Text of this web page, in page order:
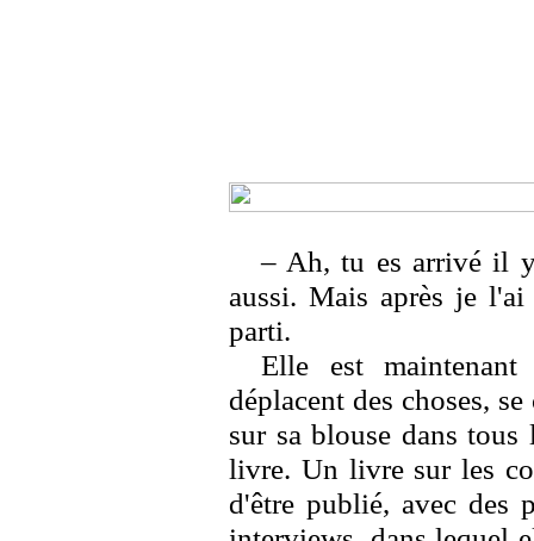
– Ah, tu es arrivé il
aussi. Mais après je
parti.
Elle est
déplacent des choses,
sur sa blouse dans
livre. Un livre sur les
d'être publié, avec des